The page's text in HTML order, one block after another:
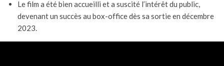
Le film a été bien accueilli et a suscité l’intérêt du public,
devenant un succès au box-office dès sa sortie en décembre
2023.